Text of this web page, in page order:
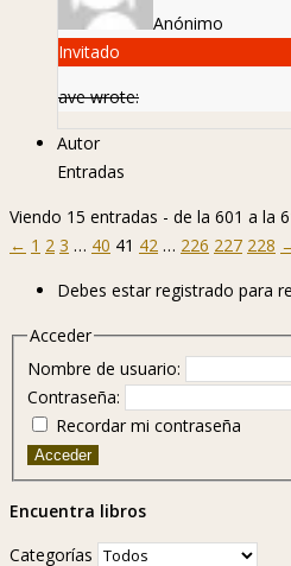
Anónimo
Invitado
ave wrote:
Autor
Entradas
Viendo 15 entradas - de la 601 a la
← 1 2 3 … 40 41 42 … 226 227 228
Debes estar registrado para
Acceder
Nombre de usuario:
Contraseña:
Recordar mi contraseña
Acceder
Encuentra libros
Categorías